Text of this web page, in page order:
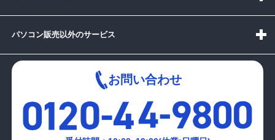
パソコン販売以外のサービス
お問い合わせ